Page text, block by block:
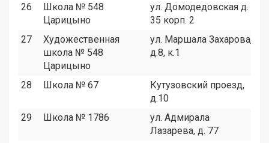
26
Школа № 548
Царицыно
ул. Домодедовская д.
35 корп. 2
27
Художественная
школа № 548
Царицыно
ул. Маршала Захарова,
д.8, к.1
28 Школа № 67
Кутузовский проезд,
д.10
29 Школа № 1786
ул. Адмирала
Лазарева, д. 77